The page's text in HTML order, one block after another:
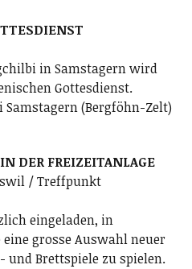
in Samstagern wird
Gottesdienst.
Samstagern (Bergföhn-Zelt)
DER FREIZEITANLAGE
/ Treffpunkt
eingeladen, in
grosse Auswahl neuer
Brettspiele zu spielen.